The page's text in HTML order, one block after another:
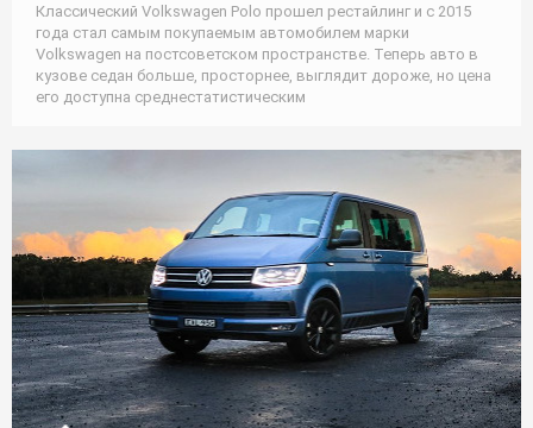
Классический Volkswagen Polo прошел рестайлинг и с 2015
года стал самым покупаемым автомобилем марки
Volkswagen на постсоветском пространстве. Теперь авто в
кузове седан больше, просторнее, выглядит дороже, но цена
его доступна среднестатистическим